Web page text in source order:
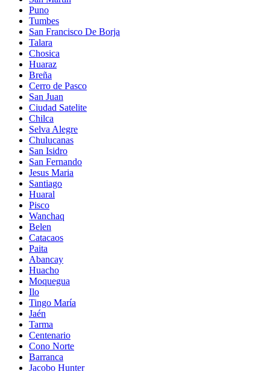
Puno
Tumbes
San Francisco De Borja
Talara
Chosica
Huaraz
Breña
Cerro de Pasco
San Juan
Ciudad Satelite
Chilca
Selva Alegre
Chulucanas
San Isidro
San Fernando
Jesus Maria
Santiago
Huaral
Pisco
Wanchaq
Belen
Catacaos
Paita
Abancay
Huacho
Moquegua
Ilo
Tingo María
Jaén
Tarma
Centenario
Cono Norte
Barranca
Jacobo Hunter